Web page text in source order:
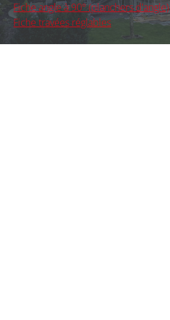
Fiche angle à 90° (planchers d'angle)
Fiche travées réglables